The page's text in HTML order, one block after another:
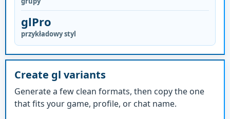
glPro
przykładowy styl
Create gl variants
Generate a few clean formats, then copy the one
that fits your game, profile, or chat name.